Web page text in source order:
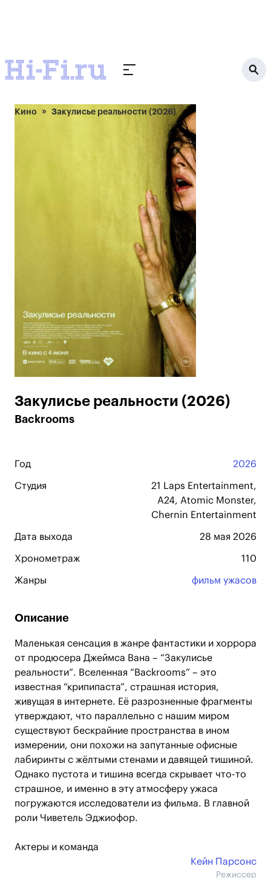
Кино Закулисье реальности (2026)
Закулисье реальности (2026)
Backrooms
Год 2026
Студия
21 Laps Entertainment,
A24, Atomic Monster,
Chernin Entertainment
Дата выхода 28 мая 2026
Хронометраж 110
Жанры фильм ужасов
Описание
Маленькая сенсация в жанре фантастики и хоррора
от продюсера Джеймса Вана – “Закулисье
реальности”. Вселенная “Backrooms” – это
известная “крипипаста”, страшная история,
живущая в интернете. Её разрозненные фрагменты
утверждают, что параллельно с нашим миром
существуют бескрайние пространства в ином
измерении, они похожи на запутанные офисные
лабиринты с жёлтыми стенами и давящей тишиной.
Однако пустота и тишина всегда скрывает что-то
страшное, и именно в эту атмосферу ужаса
погружаются исследователи из фильма. В главной
роли Чиветель Эджиофор.
Актеры и команда
Кейн Парсонс
Режиссер